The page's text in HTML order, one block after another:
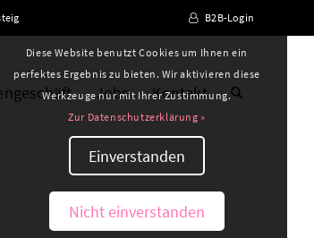
B2B-Login
Jobs Kontakt
Diese Website benutzt Cookies um Ihnen ein
perfektes Ergebnis zu bieten. Wir aktivieren diese
Werkzeuge nur mit Ihrer Zustimmung.
Zur Datenschutzerklärung »
Einverstanden
Nicht einverstanden